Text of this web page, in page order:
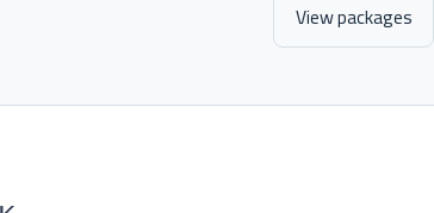
View packages